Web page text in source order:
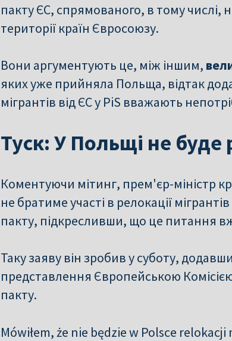
пакту ЄС, спрямованого, в тому числі,
території країн Євросоюзу.
Вони аргументують це, між іншим,
яких уже прийняла Польща, відтак
мігрантів від ЄС у PiS вважають
Туск: У Польщі не буде
Коментуючи мітинг, прем'єр-міністр
не братиме участі в релокації
пакту, підкресливши, що це питання
Таку заяву він зробив у суботу,
представлення Європейською
пакту.
Mówiłem, że nie będzie w Polsce